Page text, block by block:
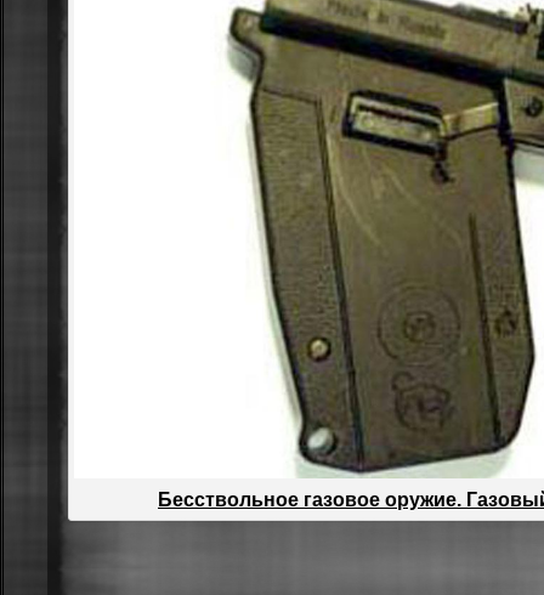
Бесствольное газовое оружие.